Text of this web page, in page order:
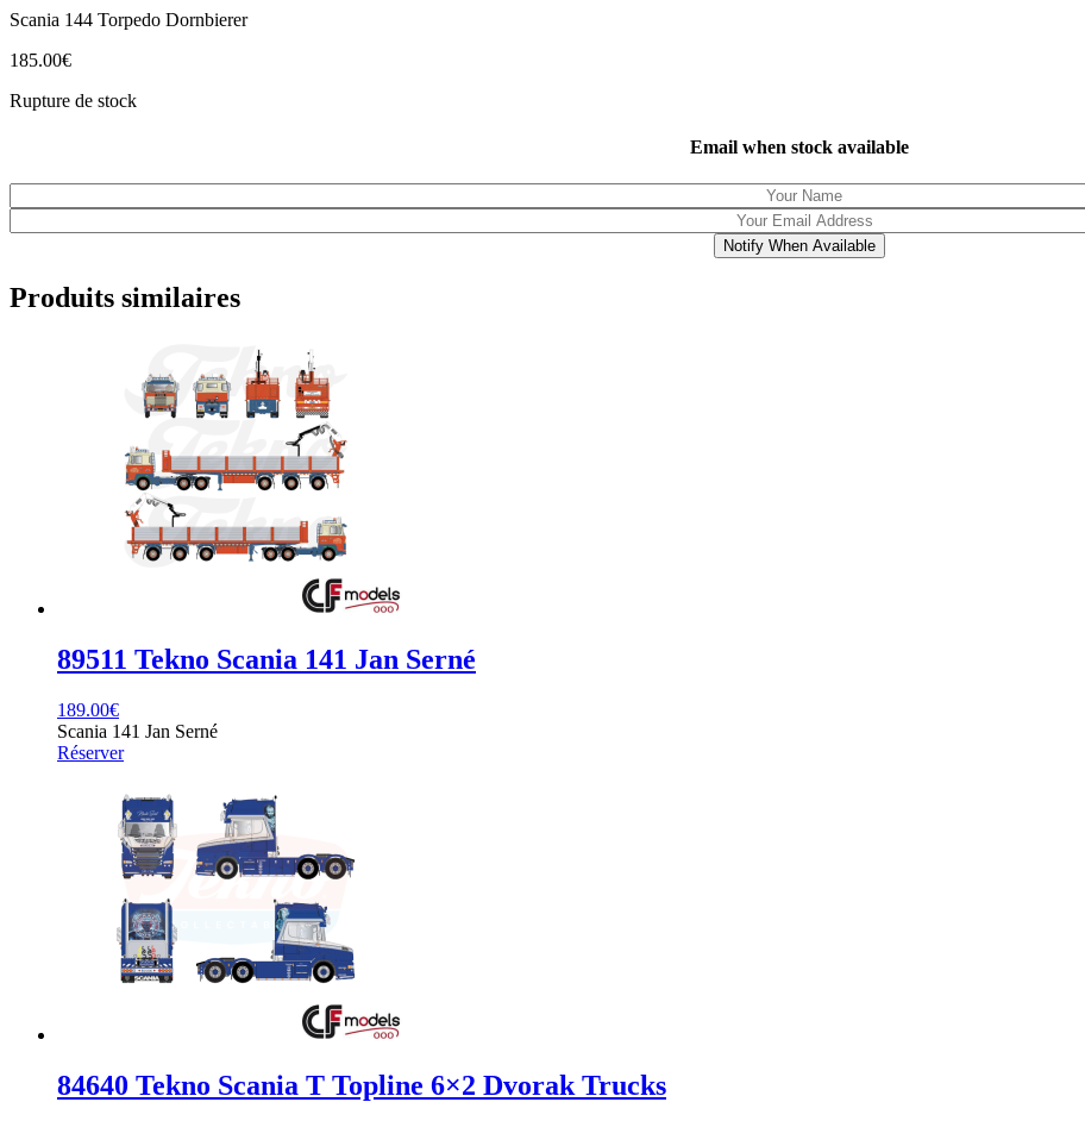
Scania 144 Torpedo Dornbierer
185.00€
Rupture de stock
Email when stock available
Notify When Available
Produits similaires
89511 Tekno Scania 141 Jan Serné
189.00€
Scania 141 Jan Serné
Réserver
84640 Tekno Scania T Topline 6×2 Dvorak Trucks